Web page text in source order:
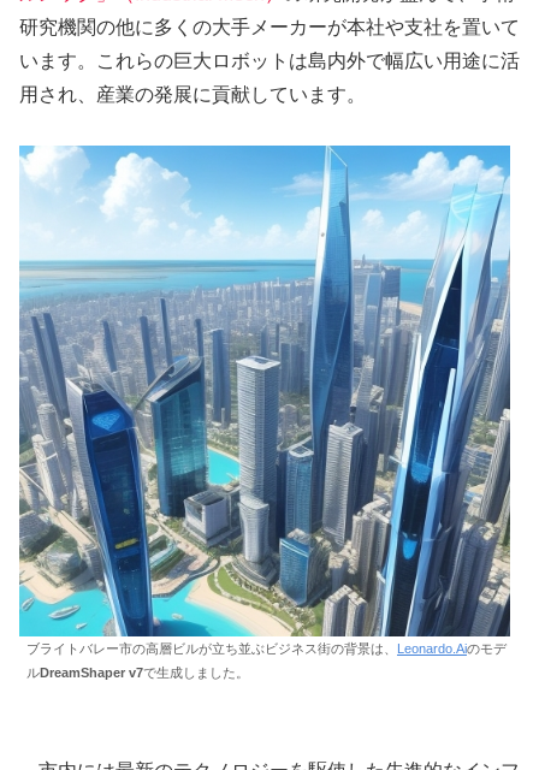
研究機関の他に多くの大手メーカーが本社や支社を置いて
います。これらの巨大ロボットは島内外で幅広い用途に活
用され、産業の発展に貢献しています。
ブライトバレー市の高層ビルが立ち並ぶビジネス街の背景は、 Leonardo.Aiのモデ
ルDreamShaper v7で生成しました。